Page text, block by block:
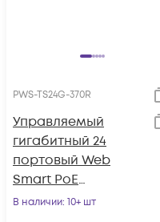
PWS-TS24G-370R
Управляемый
гигабитный 24
портовый Web
Smart PoE
коммутатор
В наличии: 10+ шт